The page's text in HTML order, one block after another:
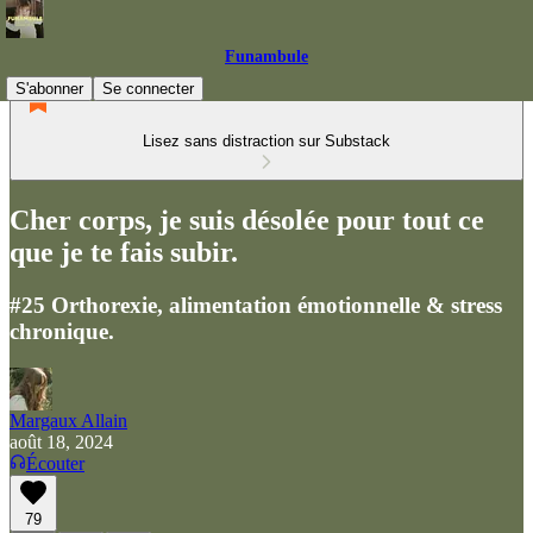
Funambule
S'abonner
Se connecter
Lisez sans distraction sur Substack
Cher corps, je suis désolée pour tout ce
que je te fais subir.
#25 Orthorexie, alimentation émotionnelle & stress
chronique.
Margaux Allain
août 18, 2024
Écouter
79